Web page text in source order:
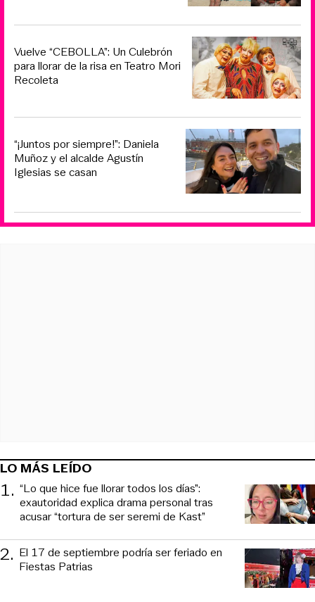
Vuelve “CEBOLLA”: Un Culebrón
para llorar de la risa en Teatro Mori
Recoleta
“¡Juntos por siempre!”: Daniela
Muñoz y el alcalde Agustín
Iglesias se casan
LO MÁS LEÍDO
1. “Lo que hice fue llorar todos los días”:
exautoridad explica drama personal tras
acusar “tortura de ser seremi de Kast”
2. El 17 de septiembre podría ser feriado en
Fiestas Patrias